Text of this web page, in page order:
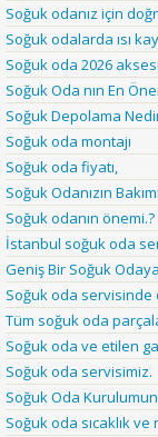
Soğuk odanız için
Soğuk odalarda ısı
Soğuk oda 2026
Soğuk Oda nın En
Soğuk Depolama
Soğuk oda montajı
Soğuk oda fiyatı,
Soğuk Odanızın
Soğuk odanın önemi.?
İstanbul soğuk oda
Geniş Bir Soğuk
Soğuk oda servisinde
Tüm soğuk oda
Soğuk oda ve etilen
Soğuk oda servisimiz.
Soğuk Oda
Soğuk oda sıcaklık